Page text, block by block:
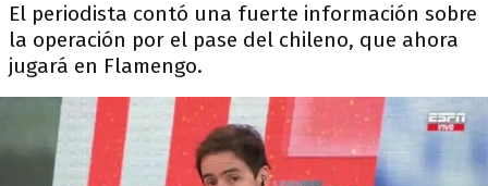
El periodista contó una fuerte información sobre
la operación por el pase del chileno, que ahora
jugará en Flamengo.